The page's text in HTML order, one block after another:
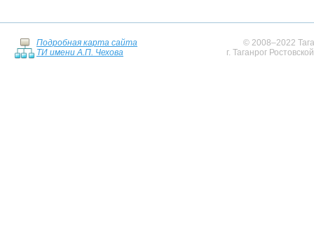
Подробная карта сайта
ТИ имени А.П. Чехова
© 2008–2022
г. Таганрог